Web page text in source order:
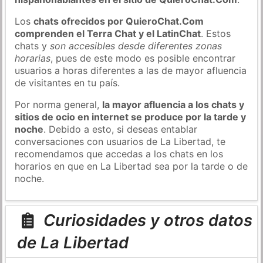
Loschats ofrecidos por QuieroChat.Com
comprenden el Terra Chat y el LatinChat. Estos
chats yson accesibles desde diferentes zonas
horarias, pues de este modo es posible encontrar
usuarios a horas diferentes a las de mayor afluencia
de visitantes en tu país.
Por norma general, la mayor afluencia a los chats y
sitios de ocio en internet se produce por la tarde y
noche. Debido a esto, si deseas entablar
conversaciones con usuarios de La Libertad, te
recomendamos que accedas a los chats en los
horarios en que en La Libertad sea por la tarde o de
noche.
Curiosidades y otros datos
de La Libertad